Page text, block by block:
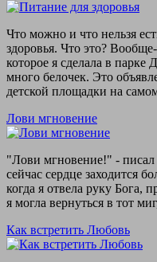
Что можно и что нельзя
здоровья. Что это?
которое я сделала в парке
много белочек. Это
детской площадки на
Лови мгновение
"Лови мгновение!" -
сейчас сердце заходится
когда я отвела руку Бога,
я могла вернуться в тот
Как встретить Любовь